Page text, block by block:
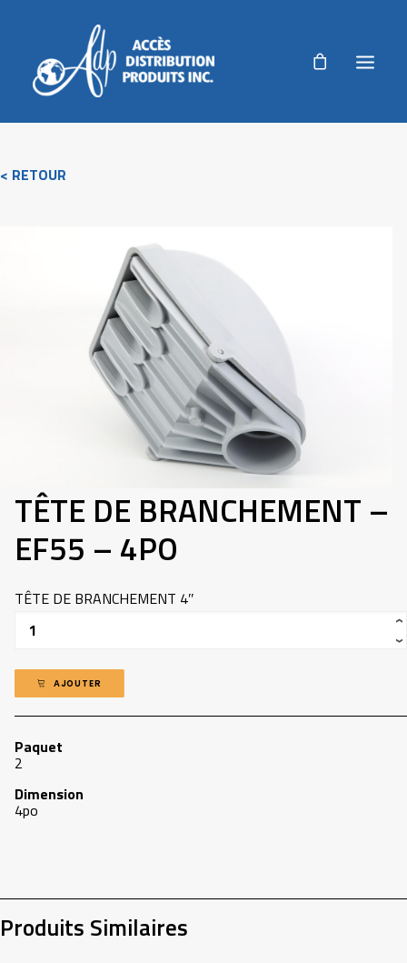
AUTORISATION DE RETOUR
NOUS JOINDRE
MON COMPTE
FACEBOOK
< RETOUR
TÊTE DE BRANCHEMENT –
EF55 – 4PO
TÊTE DE BRANCHEMENT 4″
‹
›
AJOUTER
Paquet
2
Dimension
4po
Produits Similaires